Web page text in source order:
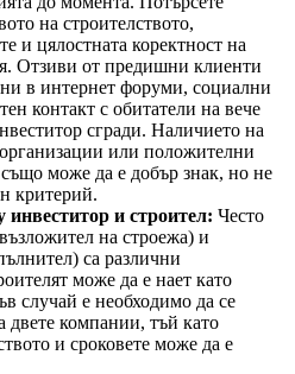
на строителството,
и цялостната коректност на
Отзиви от предишни клиенти
в интернет форуми, социални
контакт с обитатели на вече
сгради. Наличието на
или положителни
може да е добър знак, но не
критерий.
инвеститор и строител: Често
на строежа) и
са различни
може да е нает като
случай е необходимо да се
двете компании, тъй като
и сроковете може да е